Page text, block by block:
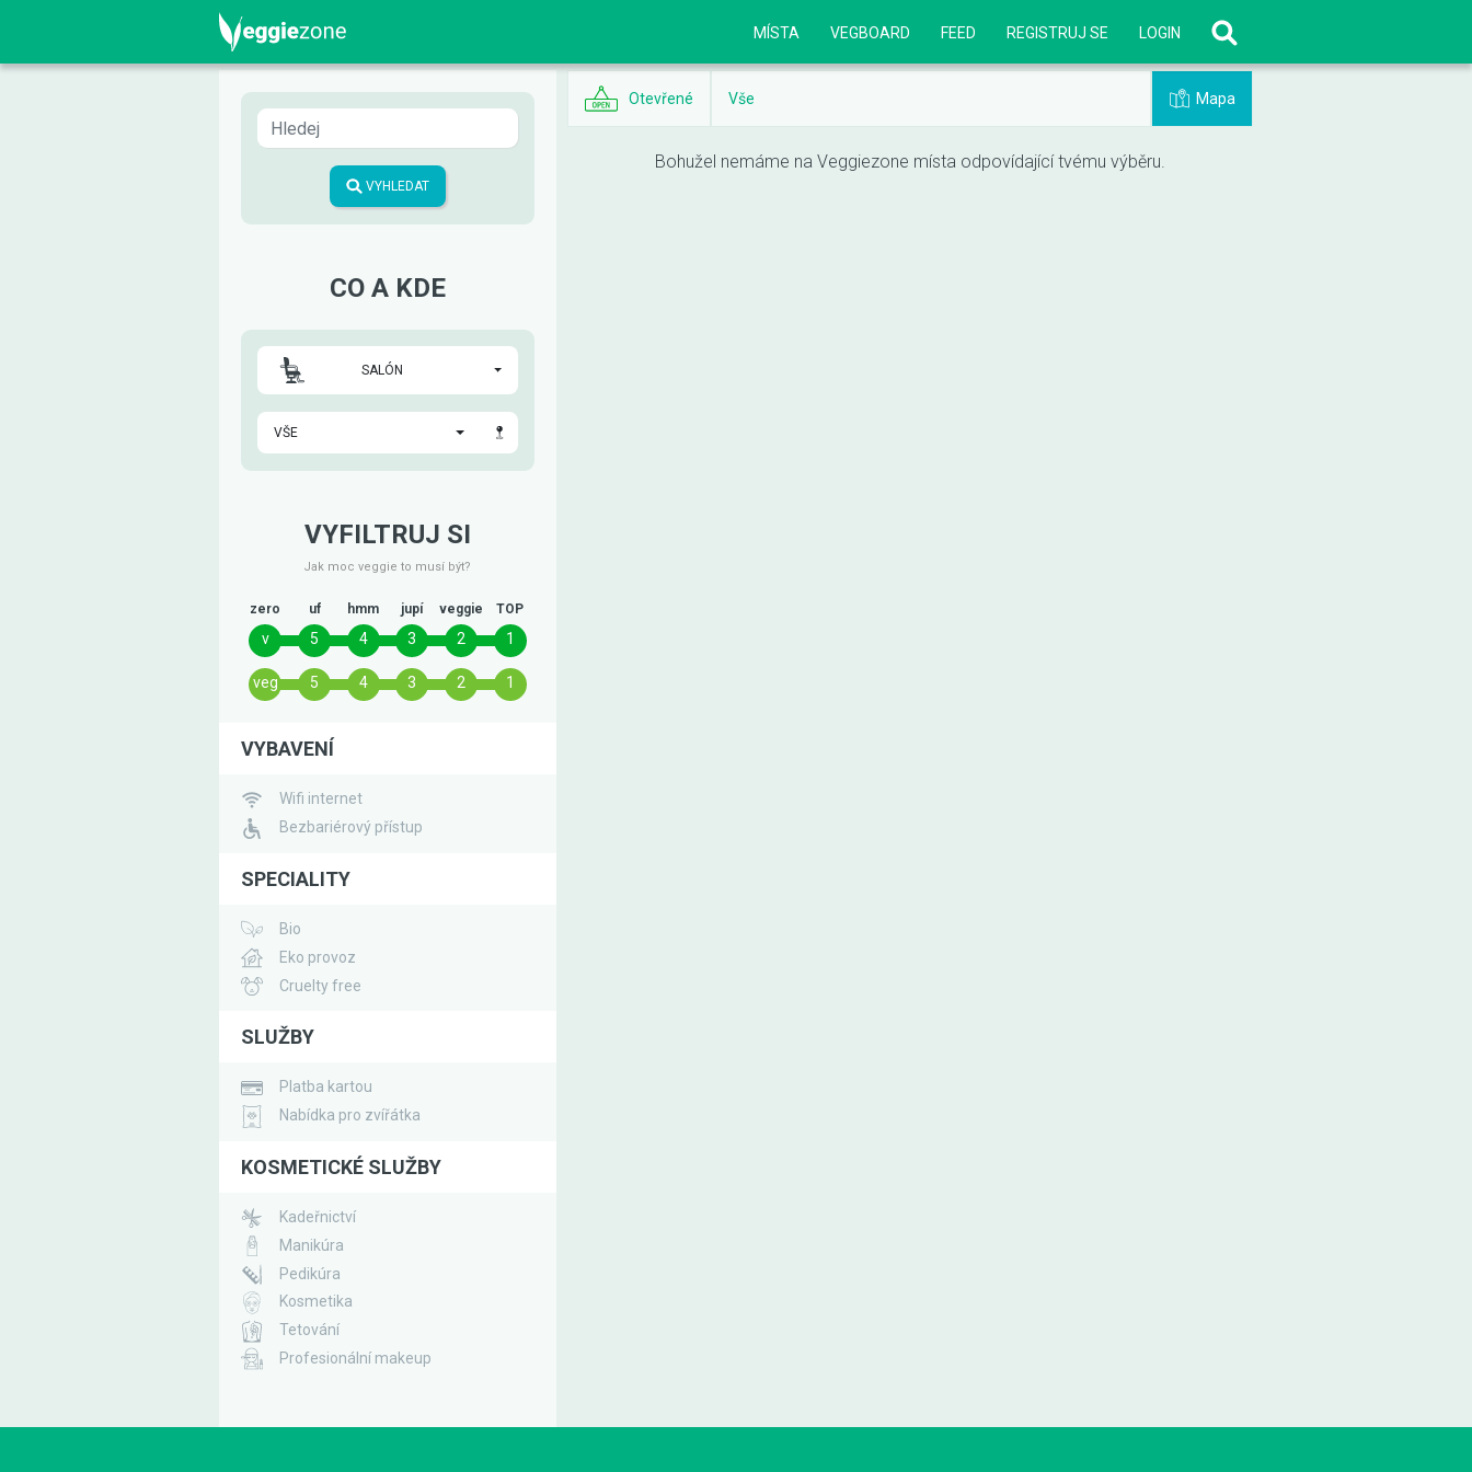
MÍSTA VEGBOARD FEED REGISTRUJ SE LOGIN
VYHLEDAT
CO A KDE
SALÓN
VŠE
VYFILTRUJ SI
Jak moc veggie to musí být?
zero uf hmm jupí veggie TOP
v 5 4 3 2 1
veg 5 4 3 2 1
VYBAVENÍ
Wifi internet
Bezbariérový přístup
SPECIALITY
Bio
Eko provoz
Cruelty free
SLUŽBY
Platba kartou
Nabídka pro zvířátka
KOSMETICKÉ SLUŽBY
Kadeřnictví
Manikúra
Pedikúra
Kosmetika
Tetování
Profesionální makeup
Otevřené Vše Mapa
Bohužel nemáme na Veggiezone místa odpovídající tvému výběru.